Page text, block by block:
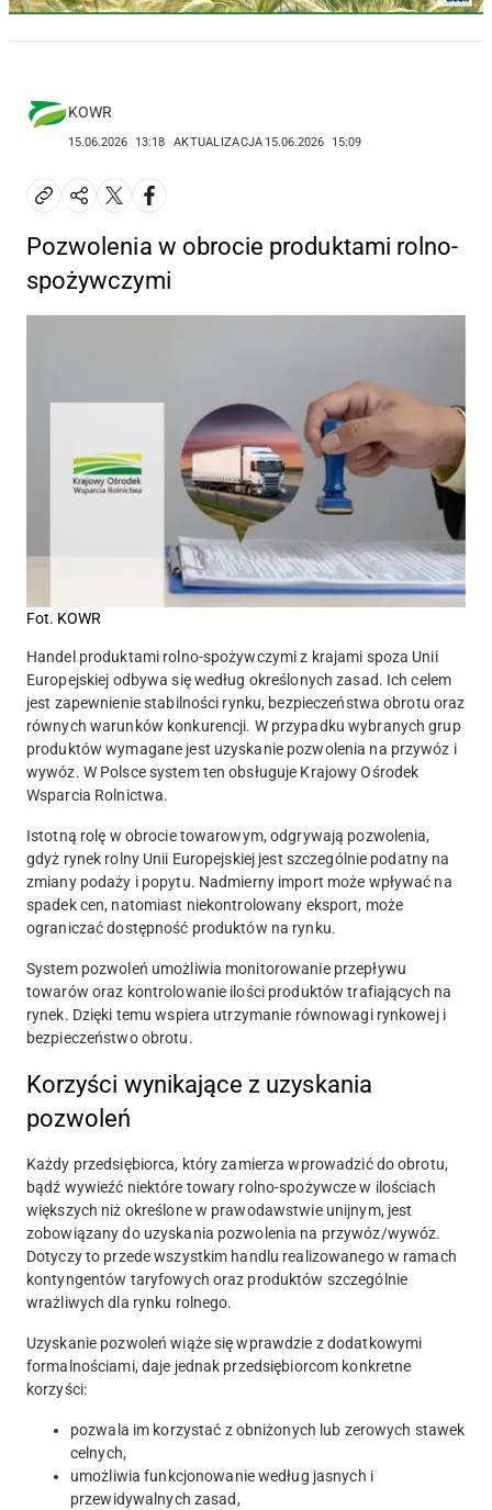
KOWR
15.06.2026 13:18 AKTUALIZACJA 15.06.2026 15:09
Pozwolenia w obrocie produktami rolno-
spożywczymi
Fot. KOWR
Handel produktami rolno-spożywczymi z krajami spoza Unii
Europejskiej odbywa się według określonych zasad. Ich celem
jest zapewnienie stabilności rynku, bezpieczeństwa obrotu oraz
równych warunków konkurencji. W przypadku wybranych grup
produktów wymagane jest uzyskanie pozwolenia na przywóz i
wywóz. W Polsce system ten obsługuje Krajowy Ośrodek
Wsparcia Rolnictwa.
Istotną rolę w obrocie towarowym, odgrywają pozwolenia,
gdyż rynek rolny Unii Europejskiej jest szczególnie podatny na
zmiany podaży i popytu. Nadmierny import może wpływać na
spadek cen, natomiast niekontrolowany eksport, może
ograniczać dostępność produktów na rynku.
System pozwoleń umożliwia monitorowanie przepływu
towarów oraz kontrolowanie ilości produktów trafiających na
rynek. Dzięki temu wspiera utrzymanie równowagi rynkowej i
bezpieczeństwo obrotu.
Korzyści wynikające z uzyskania
pozwoleń
Każdy przedsiębiorca, który zamierza wprowadzić do obrotu,
bądź wywieźć niektóre towary rolno-spożywcze w ilościach
większych niż określone w prawodawstwie unijnym, jest
zobowiązany do uzyskania pozwolenia na przywóz/wywóz.
Dotyczy to przede wszystkim handlu realizowanego w ramach
kontyngentów taryfowych oraz produktów szczególnie
wrażliwych dla rynku rolnego.
Uzyskanie pozwoleń wiąże się wprawdzie z dodatkowymi
formalnościami, daje jednak przedsiębiorcom konkretne
korzyści:
pozwala im korzystać z obniżonych lub zerowych stawek
celnych,
umożliwia funkcjonowanie według jasnych i
przewidywalnych zasad,